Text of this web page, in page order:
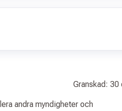
Granskad:
andra myndigheter och